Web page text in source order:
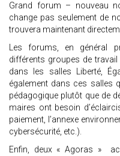
Grand forum – nouveau
change pas seulement de
trouvera maintenant
Les forums, en général
différents groupes de travail
dans les salles Liberté,
également dans ces salles
pédagogique plutôt que de
maires ont besoin
paiement, l’annexe
cybersécurité, etc.).
Enfin, deux « Agoras »